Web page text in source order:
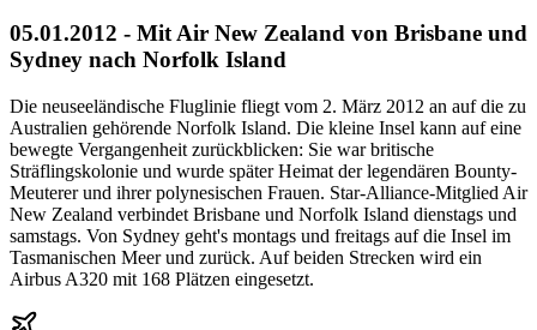
05.01.2012 - Mit Air New Zealand von Brisbane und
Sydney nach Norfolk Island
Die neuseeländische Fluglinie fliegt vom 2. März 2012 an auf die zu
Australien gehörende Norfolk Island. Die kleine Insel kann auf eine
bewegte Vergangenheit zurückblicken: Sie war britische
Sträflingskolonie und wurde später Heimat der legendären Bounty-
Meuterer und ihrer polynesischen Frauen. Star-Alliance-Mitglied Air
New Zealand verbindet Brisbane und Norfolk Island dienstags und
samstags. Von Sydney geht's montags und freitags auf die Insel im
Tasmanischen Meer und zurück. Auf beiden Strecken wird ein
Airbus A320 mit 168 Plätzen eingesetzt.